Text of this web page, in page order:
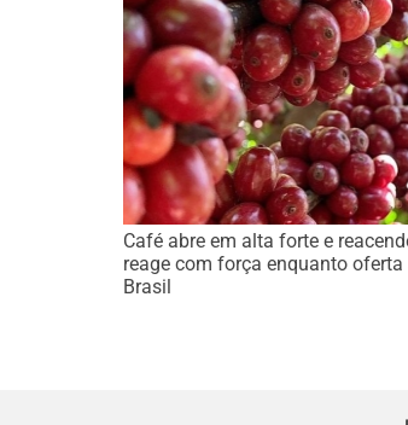
Café abre em alta forte e
reage com força enquanto
Brasil